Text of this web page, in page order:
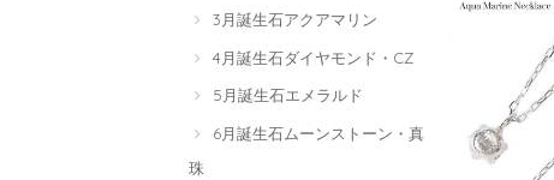
3月誕生石アクアマリン
4月誕生石ダイヤモンド・CZ
5月誕生石エメラルド
6月誕生石ムーンストーン・真
珠